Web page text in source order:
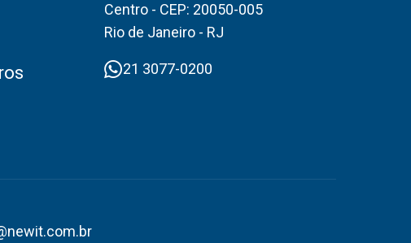
Centro - CEP: 20050-005
Rio de Janeiro - RJ
21 3077-0200